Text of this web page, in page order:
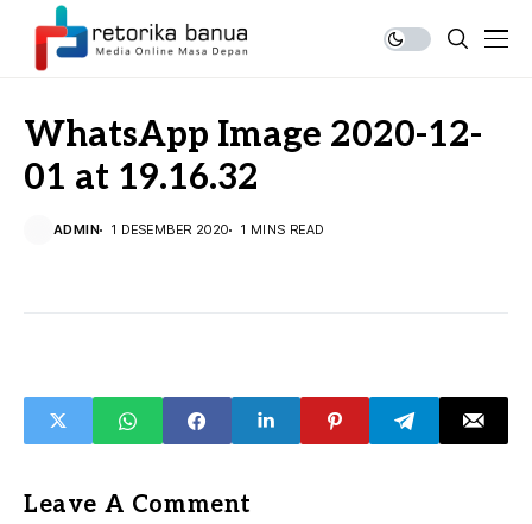
WhatsApp Image 2020-12-
01 at 19.16.32
ADMIN 1 DESEMBER 2020 1 MINS READ
Leave A Comment